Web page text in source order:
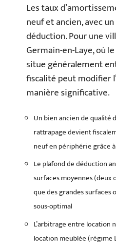
Les taux
neuf et ancien, avec
déduction. Pour une
Germain-en-Laye, où
situe généralement
fiscalité peut modifier
manière significative.
Un bien ancien de qualité
rattrapage devient
neuf en périphérie grâce
Le plafond de déduction
surfaces moyennes
que des grandes surfaces
sous-optimal
L’arbitrage entre location
location meublée (régime